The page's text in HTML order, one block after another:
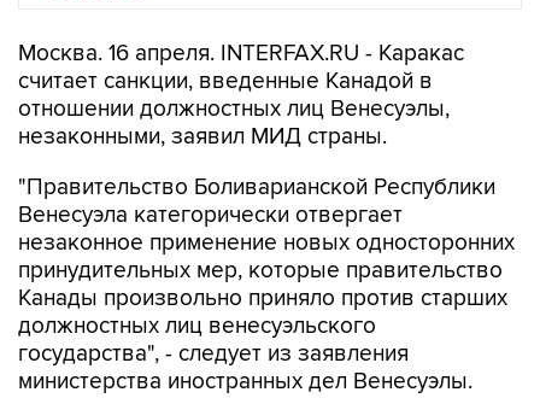
Москва. 16 апреля. INTERFAX.RU - Каракас
считает санкции, введенные Канадой в
отношении должностных лиц Венесуэлы,
незаконными, заявил МИД страны.
"Правительство Боливарианской Республики
Венесуэла категорически отвергает
незаконное применение новых односторонних
принудительных мер, которые правительство
Канады произвольно приняло против старших
должностных лиц венесуэльского
государства", - следует из заявления
министерства иностранных дел Венесуэлы.